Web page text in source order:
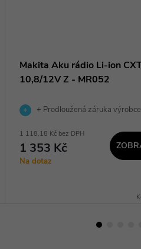
Makita Aku rádio Li-ion
10,8/12V Z - MR052
+ Prodloužená záruka výrobce
1 118,18 Kč bez DPH
1 353 Kč
Na dotaz